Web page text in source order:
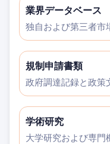
業界データベース
独自および第三者市
規制申請書類
政府調達記録と政策
学術研究
大学研究および専門